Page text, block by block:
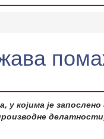
којима је